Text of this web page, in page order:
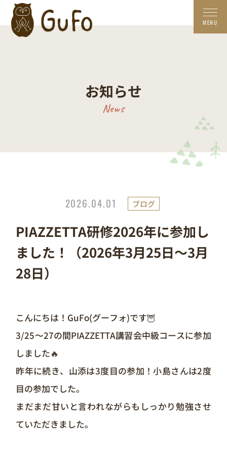
お知らせ
News
2026.04.01 ブログ
PIAZZETTA研修2026年に参加し
ました！（2026年3月25日～3月
28日）
こんにちは！GuFo(グーフォ)です🦉
3/25〜27の間PIAZZETTA講習会中級コースに参加
しました🔥
昨年に続き、山添は3度目の参加！小島さんは2度
目の参加でした。
まだまだ甘いと言われながらもしっかり勉強させ
ていただきました。